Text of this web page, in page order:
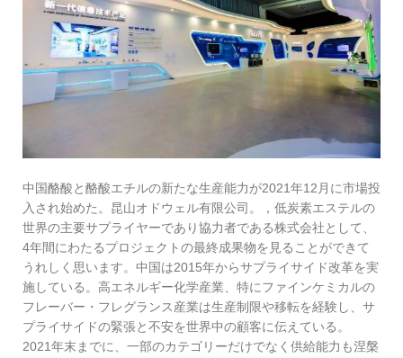
中国酪酸と酪酸エチルの新たな生産能力が2021年12月に市場投
入され始めた。昆山オドウェル有限公司。
， 低炭素エステルの
世界の主要サプライヤーであり協力者である株式会社として、
4年間にわたるプロジェクトの最終成果物を見ることができて
うれしく思います。中国は2015年からサプライサイド改革を実
施している。高エネルギー化学産業、特にファインケミカルの
フレーバー・フレグランス産業は生産制限や移転を経験し、サ
プライサイドの緊張と不安を世界中の顧客に伝えている。
2021年末までに、一部のカテゴリーだけでなく供給能力も涅槃